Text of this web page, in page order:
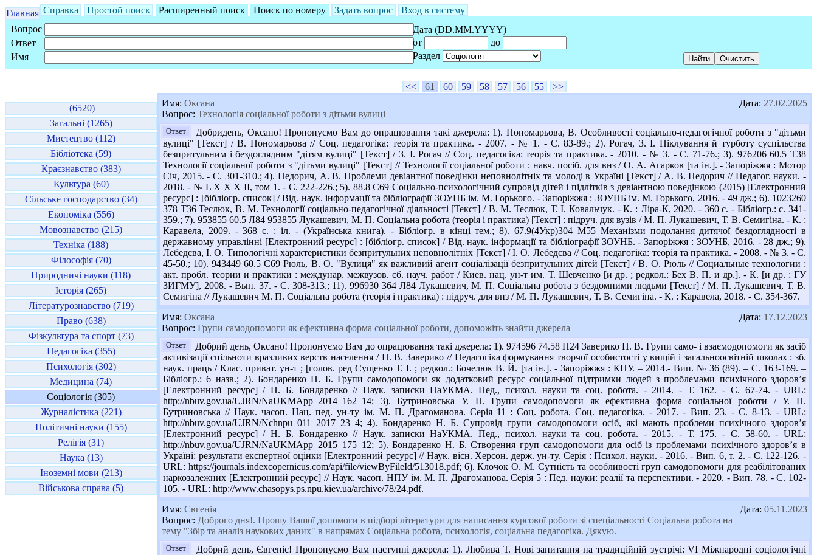
Главная Справка Простой поиск Расширенный поиск Поиск по номеру Задать вопрос
Вход в систему
Вопрос
Ответ
Имя
Дата (DD.MM.YYYY)
от
до
Раздел
(6520)
Загальні (1265)
Мистецтво (112)
Бібліотека (59)
Краєзнавство (383)
Культура (60)
Сільське господарство (34)
Економіка (556)
Мовознавство (215)
Техніка (188)
Філософія (70)
Природничі науки (118)
Історія (265)
Літературознавство (719)
Право (638)
Фізкультура та спорт (73)
Педагогіка (355)
Психологія (302)
Медицина (74)
Соціологія (305)
Журналістика (221)
Політичні науки (155)
Релігія (31)
Наука (13)
Іноземні мови (213)
Військова справа (5)
<< 61 60 59 58 57 56 55
>>
Дата: 27.02.2025
Имя: Оксана
Вопрос: Технологія соціальної роботи з дітьми вулиці
Ответ
Добридень, Оксано! Пропонуємо Вам до опрацювання такі джерела: 1). Пономарьова, В. Особливості соціально-педагогічної роботи з "дітьми
вулиці" [Текст] / В. Пономарьова // Соц. педагогіка: теорія та практика. - 2007. - № 1. - С. 83-89.; 2). Рогач, З. І. Піклування й турботу суспільства
безпритульним і бездоглядним "дітям вулиці" [Текст] / З. І. Рогач // Соц. педагогіка: теорія та практика. - 2010. - № 3. - С. 71-76.; 3). 976206 60.5 Т38
Технології соціальної роботи з "дітьми вулиці" [Текст] // Технології соціальної роботи : навч. посіб. для внз / О. А. Агарков [та ін.]. - Запоріжжя : Мотор
Січ, 2015. - С. 301-310.; 4). Педорич, А. В. Проблеми девіантної поведінки неповнолітніх та молоді в Україні [Текст] / А. В. Педорич // Педагог. науки. -
2018. - № L X X X II, том 1. - С. 222-226.; 5). 88.8 С69 Соціально-психологічний супровід дітей і підлітків з девіантною поведінкою (2015) [Електронний
ресурс] : [бібліогр. список] / Від. наук. інформації та бібліографії ЗОУНБ ім. М. Горького. - Запоріжжя : ЗОУНБ ім. М. Горького, 2016. - 49 дж.; 6). 1023260
378 Т36 Теслюк, В. М. Технології соціально-педагогічної діяльності [Текст] / В. М. Теслюк, Т. І. Ковальчук. - К. : Ліра-К, 2020. - 360 с. - Бібліогр.: с. 341-
359.; 7). 953855 60.5 Л84 953855 Лукашевич, М. П. Соціальна робота (теорія і практика) [Текст] : підруч. для вузів / М. П. Лукашевич, Т. В. Семигіна. - К. :
Каравела, 2009. - 368 с. : іл. - (Українська книга). - Бібліогр. в кінці тем.; 8). 67.9(4Укр)304 М55 Механізми подолання дитячої бездоглядності в
державному управлінні [Електронний ресурс] : [бібліогр. список] / Від. наук. інформації та бібліографії ЗОУНБ. - Запоріжжя : ЗОУНБ, 2016. - 28 дж.; 9).
Лебедєва, І. О. Типологічні характеристики безпритульних неповнолітніх [Текст] / І. О. Лебедєва // Соц. педагогіка: теорія та практика. - 2008. - № 3. - С.
45-50.; 10). 943449 60.5 С69 Рюль, В. О. "Вулиця" як важливий агент соціалізації безпритульних дітей [Текст] / В. О. Рюль // Социальные технологии :
акт. пробл. теории и практики : междунар. межвузов. сб. науч. работ / Киев. нац. ун-т им. Т. Шевченко [и др. ; редкол.: Бех В. П. и др.]. - К. [и др. : ГУ
ЗИГМУ], 2008. - Вып. 37. - С. 308-313.; 11). 996930 364 Л84 Лукашевич, М. П. Соціальна робота з бездомними людьми [Текст] / М. П. Лукашевич, Т. В.
Семигіна // Лукашевич М. П. Соціальна робота (теорія і практика) : підруч. для внз / М. П. Лукашевич, Т. В. Семигіна. - К. : Каравела, 2018. - С. 354-367.
Дата: 17.12.2023
Имя: Оксана
Вопрос: Групи самодопомоги як ефективна форма соціальної роботи, допоможіть знайти джерела
Ответ
Добрий день, Оксано! Пропонуємо Вам до опрацювання такі джерела: 1). 974596 74.58 П24 Заверико Н. В. Групи само- і взаємодопомоги як засіб
активізації спільноти вразливих верств населення / Н. В. Заверико // Педагогіка формування творчої особистості у вищій і загальноосвітній школах : зб.
наук. праць / Клас. приват. ун-т ; [голов. ред Сущенко Т. І. ; редкол.: Бочелюк В. Й. [та ін.]. - Запоріжжя : КПУ. – 2014.- Вип. № 36 (89). – С. 163-169. –
Бібліогр.: 6 назв.; 2). Бондаренко Н. Б. Групи самодопомоги як додатковий ресурс соціальної підтримки людей з проблемами психічного здоров’я
[Електронний ресурс] / Н. Б. Бондаренко // Наук. записки НаУКМА. Пед., психол. науки та соц. робота. - 2014. - Т. 162. - С. 67-74. - URL:
http://nbuv.gov.ua/UJRN/NaUKMApp_2014_162_14; 3). Бутриновська У. П. Групи самодопомоги як ефективна форма соціальної роботи / У. П.
Бутриновська // Наук. часоп. Нац. пед. ун-ту ім. М. П. Драгоманова. Серія 11 : Соц. робота. Соц. педагогіка. - 2017. - Вип. 23. - С. 8-13. - URL:
http://nbuv.gov.ua/UJRN/Nchnpu_011_2017_23_4; 4). Бондаренко Н. Б. Супровід групи самодопомоги осіб, які мають проблеми психічного здоров’я
[Електронний ресурс] / Н. Б. Бондаренко // Наук. записки НаУКМА. Пед., психол. науки та соц. робота. - 2015. - Т. 175. - С. 58-60. - URL:
http://nbuv.gov.ua/UJRN/NaUKMApp_2015_175_12; 5). Бондаренко Н. Б. Створення груп самодопомоги для осіб із проблемами психічного здоров’я в
Україні: результати експертної оцінки [Електронний ресурс] // Наук. вісн. Херсон. держ. ун-ту. Серія : Психол. науки. - 2016. - Вип. 6, т. 2. - С. 122-126. -
URL: https://journals.indexcopernicus.com/api/file/viewByFileId/513018.pdf; 6). Клочок О. М. Сутність та особливості груп самодопомоги для реабілітованих
наркозалежних [Електронний ресурс] // Наук. часоп. НПУ ім. М. П. Драгоманова. Серія 5 : Пед. науки: реалії та перспективи. - 2020. - Вип. 78. - С. 102-
105. - URL: http://www.chasopys.ps.npu.kiev.ua/archive/78/24.pdf.
Дата: 05.11.2023
Имя: Євгенія
Вопрос: Доброго дня!. Прошу Вашої допомоги в підборі літератури для написання курсової роботи зі спеціальності Соціальна робота на
тему "Збір та аналіз наукових даних" в напрямах Соціальна робота, психологія, соціальна педагогіка. Дякую.
Ответ
Добрий день, Євгеніє! Пропонуємо Вам наступні джерела: 1). Любива Т. Нові запитання на традиційній зустрічі: VI Міжнародні соціологічні